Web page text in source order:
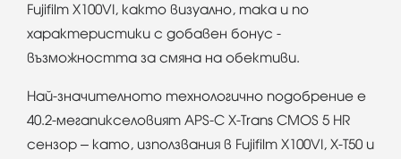
Fujifilm X100VI, както визуално, така и по
характеристики с добавен бонус -
възможността за смяна на обективи.
Най-значителното технологично подобрение е
40.2-мегапикселовият APS-C X-Trans CMOS 5 HR
сензор – като, използвания в Fujifilm X100VI, X-T50 и